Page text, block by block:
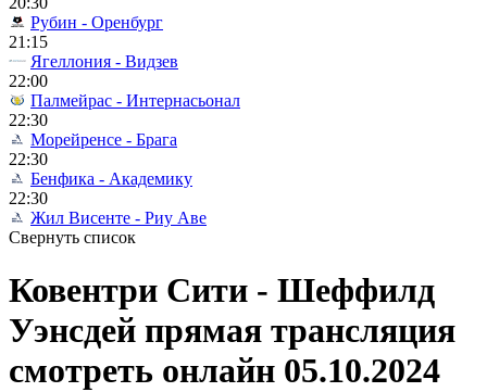
Рубин - Оренбург
21:15
Ягеллония - Видзев
22:00
Палмейрас - Интернасьонал
22:30
Морейренсе - Брага
22:30
Бенфика - Академику
22:30
Жил Висенте - Риу Аве
Свернуть список
Ковентри Сити - Шеффилд
Уэнсдей прямая трансляция
смотреть онлайн 05.10.2024